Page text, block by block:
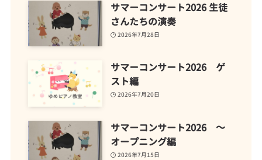
サマーコンサート2026 生徒
さんたちの演奏
2026年7月28日
サマーコンサート2026 ゲ
スト編
2026年7月20日
サマーコンサート2026 ～
オープニング編
2026年7月15日